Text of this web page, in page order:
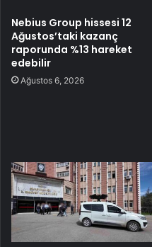
Nebius Group hissesi 12
Ağustos’taki kazanç
raporunda %13 hareket
edebilir
Ağustos 6, 2026